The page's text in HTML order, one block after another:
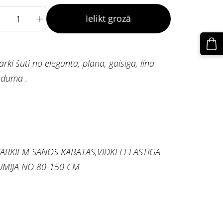
+ Ielikt grozā
šūti no eleganta, plāna, gaisīga, lina
.
SĀNOS KABATAS,VIDKLĪ ELASTĪGA
NO 80-150 CM